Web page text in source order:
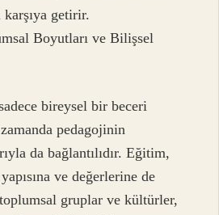
getirir.
Boyutları ve Bilişsel
bireysel bir beceri
pedagojinin
da bağlantılıdır. Eğitim,
ve değerlerine de
gruplar ve kültürler,